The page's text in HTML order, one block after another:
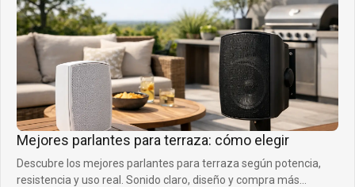
Mejores parlantes para terraza: cómo elegir
Descubre los mejores parlantes para terraza según potencia,
resistencia y uso real. Sonido claro, diseño y compra más